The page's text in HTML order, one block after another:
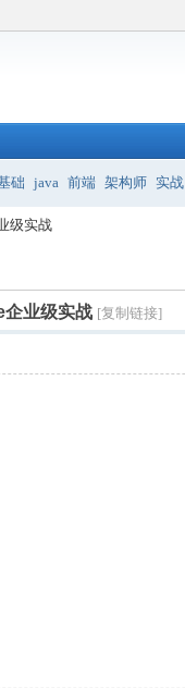
础 java 前端 架构师 实战
级实战
业级实战 [复制链接]